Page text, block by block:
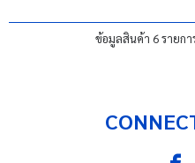
ข้อมูลสินค้า 6 รายกา